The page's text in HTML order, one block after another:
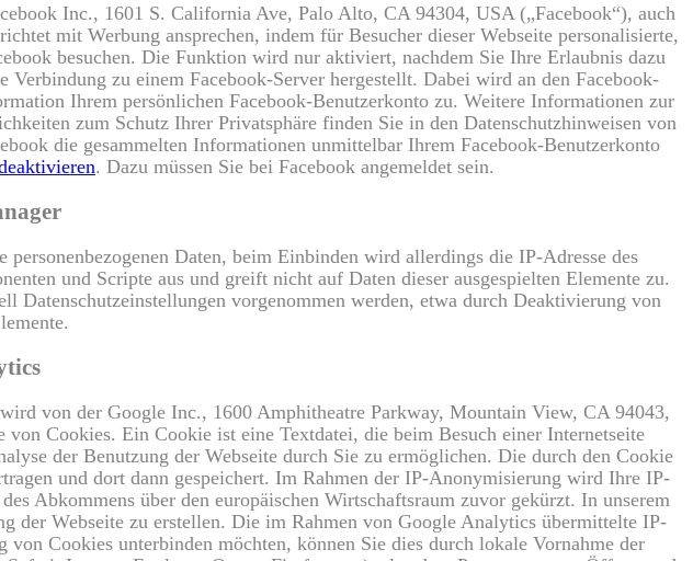
Inc., 1601 S. California Ave, Palo Alto, CA 94304, USA („Facebook“), auch
mit Werbung ansprechen, indem für Besucher dieser Webseite personalisierte,
besuchen. Die Funktion wird nur aktiviert, nachdem Sie Ihre Erlaubnis dazu
zu einem Facebook-Server hergestellt. Dabei wird an den Facebook-
Ihrem persönlichen Facebook-Benutzerkonto zu. Weitere Informationen zur
zum Schutz Ihrer Privatsphäre finden Sie in den Datenschutzhinweisen von
die gesammelten Informationen unmittelbar Ihrem Facebook-Benutzerkonto
. Dazu müssen Sie bei Facebook angemeldet sein.
Daten, beim Einbinden wird allerdings die IP-Adresse des
und Scripte aus und greift nicht auf Daten dieser ausgespielten Elemente zu.
Datenschutzeinstellungen vorgenommen werden, etwa durch Deaktivierung von
von der Google Inc., 1600 Amphitheatre Parkway, Mountain View, CA 94043,
Cookies. Ein Cookie ist eine Textdatei, die beim Besuch einer Internetseite
der Benutzung der Webseite durch Sie zu ermöglichen. Die durch den Cookie
und dort dann gespeichert. Im Rahmen der IP-Anonymisierung wird Ihre IP-
Abkommens über den europäischen Wirtschaftsraum zuvor gekürzt. In unserem
der Webseite zu erstellen. Die im Rahmen von Google Analytics übermittelte IP-
Cookies unterbinden möchten, können Sie dies durch lokale Vornahme der